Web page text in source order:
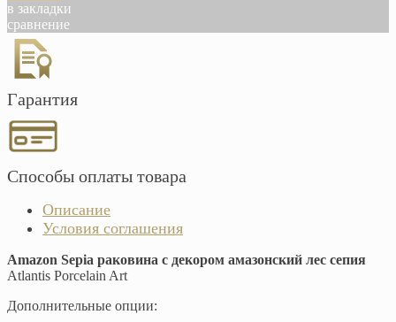
в закладки
сравнение
Гарантия
Способы оплаты товара
Описание
Условия соглашения
Amazon Sepia раковина с декором амазонский лес сепия
Atlantis Porcelain Art
Дополнительные опции: